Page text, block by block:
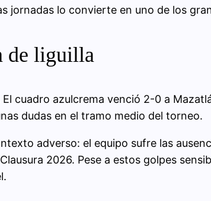
jornadas lo convierte en uno de los
de liguilla
cuadro azulcrema venció 2-0 a
dudas en el tramo medio del torneo.
adverso: el equipo sufre las
2026. Pese a estos golpes